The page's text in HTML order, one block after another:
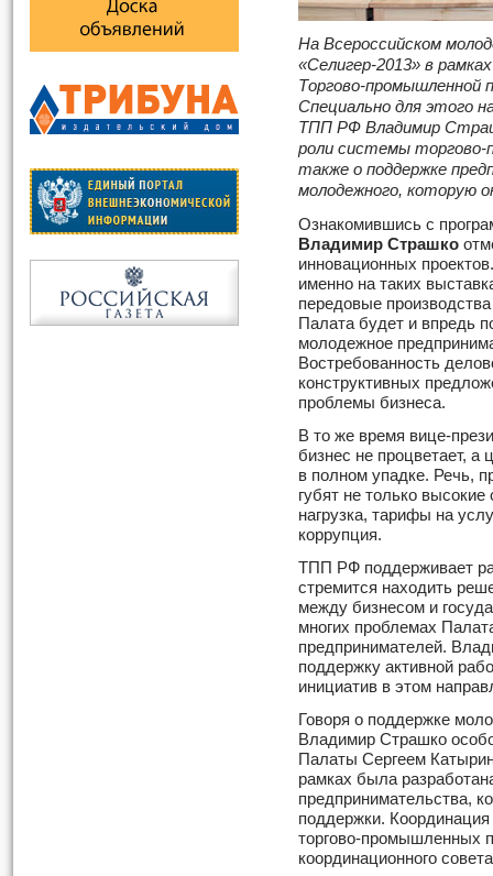
На Всероссийском
«Селигер-2013» в
Торгово-промышленной
Специально для этого
ТПП РФ Владимир
роли системы
также о поддержке
молодежного, которую
Ознакомившись с
Владимир Страшко
инновационных
именно на таких
передовые
Палата будет и впредь
молодежное
Востребованность
конструктивных
проблемы бизнеса.
В то же время вице-
бизнес не процветает, а
в полном упадке. Речь,
губят не только
нагрузка, тарифы на
коррупция.
ТПП РФ поддерживает
стремится находить
между бизнесом и
многих проблемах
предпринимателей.
поддержку активной
инициатив в этом
Говоря о поддержке
Владимир Страшко
Палаты Сергеем
рамках была
предпринимательства,
поддержки.
торгово-промышленных
координационного